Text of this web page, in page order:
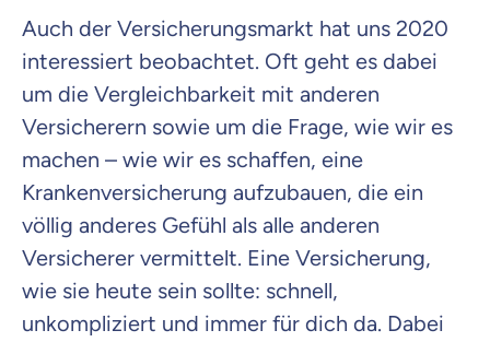
Auch der Versicherungsmarkt hat uns 2020
interessiert beobachtet. Oft geht es dabei
um die Vergleichbarkeit mit anderen
Versicherern sowie um die Frage, wie wir es
machen – wie wir es schaffen, eine
Krankenversicherung aufzubauen, die ein
völlig anderes Gefühl als alle anderen
Versicherer vermittelt. Eine Versicherung,
wie sie heute sein sollte: schnell,
unkompliziert und immer für dich da. Dabei